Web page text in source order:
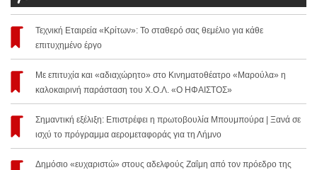
Τεχνική Εταιρεία «Κρίτων»: Το σταθερό σας θεμέλιο για κάθε
επιτυχημένο έργο
Με επιτυχία και «αδιαχώρητο» στο Κινηματοθέατρο «Μαρούλα» η
καλοκαιρινή παράσταση του Χ.Ο.Λ. «Ο ΗΦΑΙΣΤΟΣ»
Σημαντική εξέλιξη: Επιστρέφει η πρωτοβουλία Μπουμπούρα | Ξανά σε
ισχύ το πρόγραμμα αερομεταφοράς για τη Λήμνο
Δημόσιο «ευχαριστώ» στους αδελφούς Ζαΐμη από τον πρόεδρο της